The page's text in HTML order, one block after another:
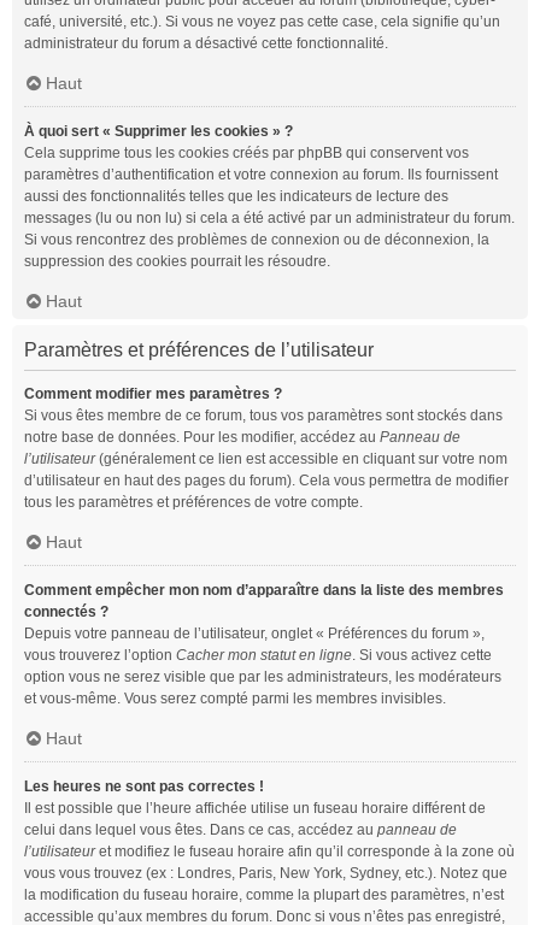
café, université, etc.). Si vous ne voyez pas cette case, cela signifie qu’un
administrateur du forum a désactivé cette fonctionnalité.
Haut
À quoi sert « Supprimer les cookies » ?
Cela supprime tous les cookies créés par phpBB qui conservent vos
paramètres d’authentification et votre connexion au forum. Ils fournissent
aussi des fonctionnalités telles que les indicateurs de lecture des
messages (lu ou non lu) si cela a été activé par un administrateur du forum.
Si vous rencontrez des problèmes de connexion ou de déconnexion, la
suppression des cookies pourrait les résoudre.
Haut
Paramètres et préférences de l’utilisateur
Comment modifier mes paramètres ?
Si vous êtes membre de ce forum, tous vos paramètres sont stockés dans
notre base de données. Pour les modifier, accédez au Panneau de
l’utilisateur(généralement ce lien est accessible en cliquant sur votre nom
d’utilisateur en haut des pages du forum). Cela vous permettra de modifier
tous les paramètres et préférences de votre compte.
Haut
Comment empêcher mon nom d’apparaître dans la liste des membres
connectés ?
Depuis votre panneau de l’utilisateur, onglet « Préférences du forum »,
vous trouverez l’option Cacher mon statut en ligne. Si vous activez cette
option vous ne serez visible que par les administrateurs, les modérateurs
et vous-même. Vous serez compté parmi les membres invisibles.
Haut
Les heures ne sont pas correctes !
Il est possible que l’heure affichée utilise un fuseau horaire différent de
celui dans lequel vous êtes. Dans ce cas, accédez au panneau de
l’utilisateuret modifiez le fuseau horaire afin qu’il corresponde à la zone où
vous vous trouvez (ex : Londres, Paris, New York, Sydney, etc.). Notez que
la modification du fuseau horaire, comme la plupart des paramètres, n’est
accessible qu’aux membres du forum. Donc si vous n’êtes pas enregistré,